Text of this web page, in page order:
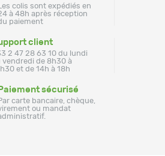
colis sont expédiés en
à 48h après réception
paiement
client
2 47 28 63 10 du lundi
vendredi de 8h30 à
et de 14h à 18h
Paiement sécurisé
carte bancaire, chèque,
ou mandat